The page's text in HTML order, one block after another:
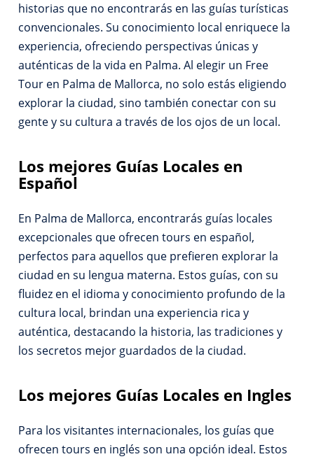
historias que no encontrarás en las guías turísticas
convencionales. Su conocimiento local enriquece la
experiencia, ofreciendo perspectivas únicas y
auténticas de la vida en Palma. Al elegir un Free
Tour en Palma de Mallorca, no solo estás eligiendo
explorar la ciudad, sino también conectar con su
gente y su cultura a través de los ojos de un local.
Los mejores Guías Locales en
Español
En Palma de Mallorca, encontrarás guías locales
excepcionales que ofrecen tours en español,
perfectos para aquellos que prefieren explorar la
ciudad en su lengua materna. Estos guías, con su
fluidez en el idioma y conocimiento profundo de la
cultura local, brindan una experiencia rica y
auténtica, destacando la historia, las tradiciones y
los secretos mejor guardados de la ciudad.
Los mejores Guías Locales en Ingles
Para los visitantes internacionales, los guías que
ofrecen tours en inglés son una opción ideal. Estos